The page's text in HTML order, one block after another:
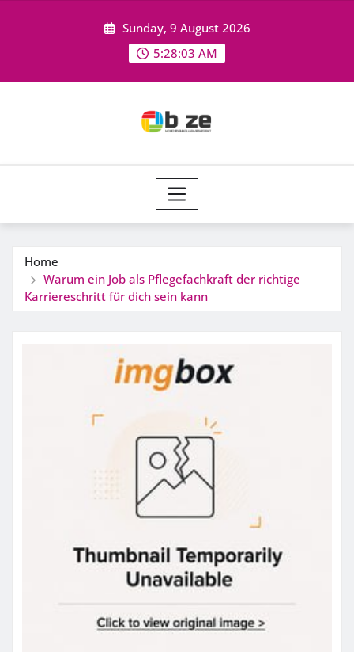
Sunday, 9 August 2026
5:28:04 AM
Home
Warum ein Job als Pflegefachkraft der richtige
Karriereschritt für dich sein kann